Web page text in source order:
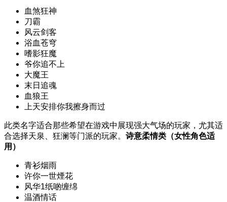
血煞狂神
刀霸
风云剑客
浴血苍穹
嗜影狂魔
爷你追不上
大魔王
末日追魂
血狼王
上天安排你我擦身而过
此类名字适合那些希望在游戏中展现强大气场的玩家，尤其适
合选择天泉、狂澜等门派的玩家。 诗意柔情类（女性角色适
用）
青衫烟雨
许你一世煙花
风华1纸啲缠绵
温酒情话